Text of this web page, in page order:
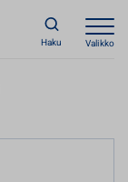
Haku Valikko